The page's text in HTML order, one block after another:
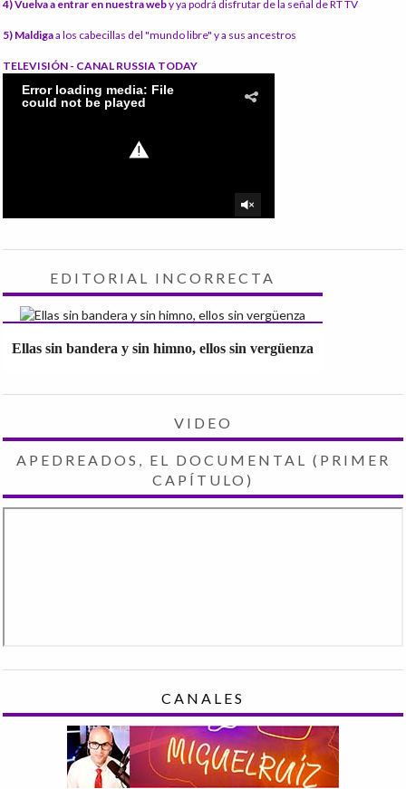
4) Vuelva a entrar en nuestra weby ya podrá disfrutar de la señal de RT TV
5) Maldigaa los cabecillas del "mundo libre" y a sus ancestros
TELEVISIÓN - CANAL RUSSIA TODAY
EDITORIAL INCORRECTA
Ellas sin bandera y sin himno, ellos sin vergüenza
VIDEO
APEDREADOS, EL DOCUMENTAL (PRIMER
CAPÍTULO)
CANALES